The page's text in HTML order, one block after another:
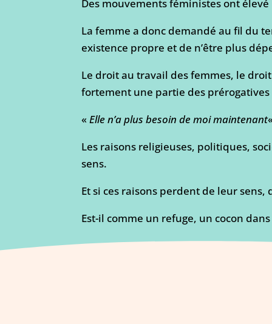
Des mouvements féministes ont
La femme a donc demandé au fil du
existence propre et de n’être plus
Le droit au travail des femmes, le
fortement une partie des
«Elle n’a plus besoin de moi maintenant
Les raisons religieuses, politiques,
sens.
Et si ces raisons perdent de leur sens,
Est-il comme un refuge, un cocon